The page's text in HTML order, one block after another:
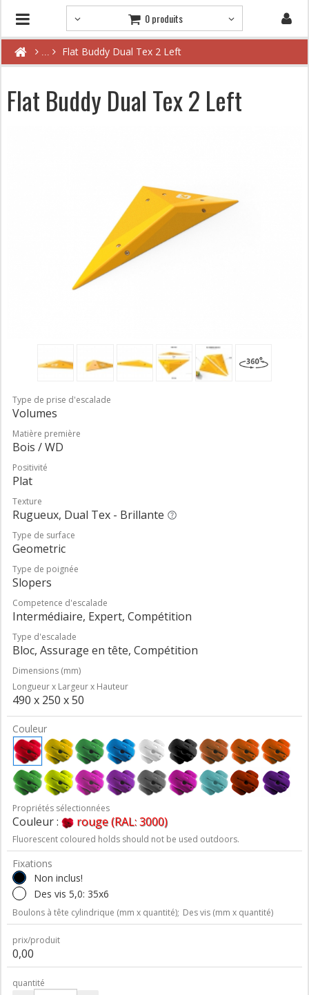
0 produits
Flat Buddy Dual Tex 2 Left
Flat Buddy Dual Tex 2 Left
Type de prise d'escalade
Volumes
Matière première
Bois / WD
Positivité
Plat
Texture
Rugueux, Dual Tex - Brillante
Type de surface
Geometric
Type de poignée
Slopers
Competence d'escalade
Intermédiaire, Expert, Compétition
Type d'escalade
Bloc, Assurage en tête, Compétition
Dimensions (mm)
Longueur x Largeur x Hauteur
490 x 250 x 50
Couleur
Propriétés sélectionnées
Couleur : rouge (RAL: 3000)
Fluorescent coloured holds should not be used outdoors.
Fixations
Non inclus!
Des vis 5,0: 35x6
Boulons à tête cylindrique (mm x quantité); Des vis (mm x quantité)
prix/produit
0,00
quantité